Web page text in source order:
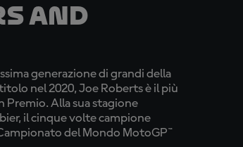
and
generazione di grandi della
nel 2020, Joe Roberts è il più
Premio. Alla sua stagione
il cinque volte campione
del Mondo MotoGP™